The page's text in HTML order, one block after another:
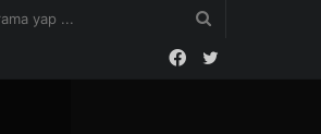
yapTwitter
Facebook